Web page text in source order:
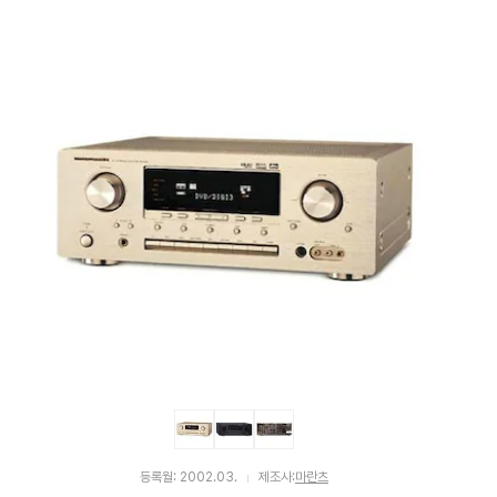
등록월: 2002.03. 제조사:마란츠